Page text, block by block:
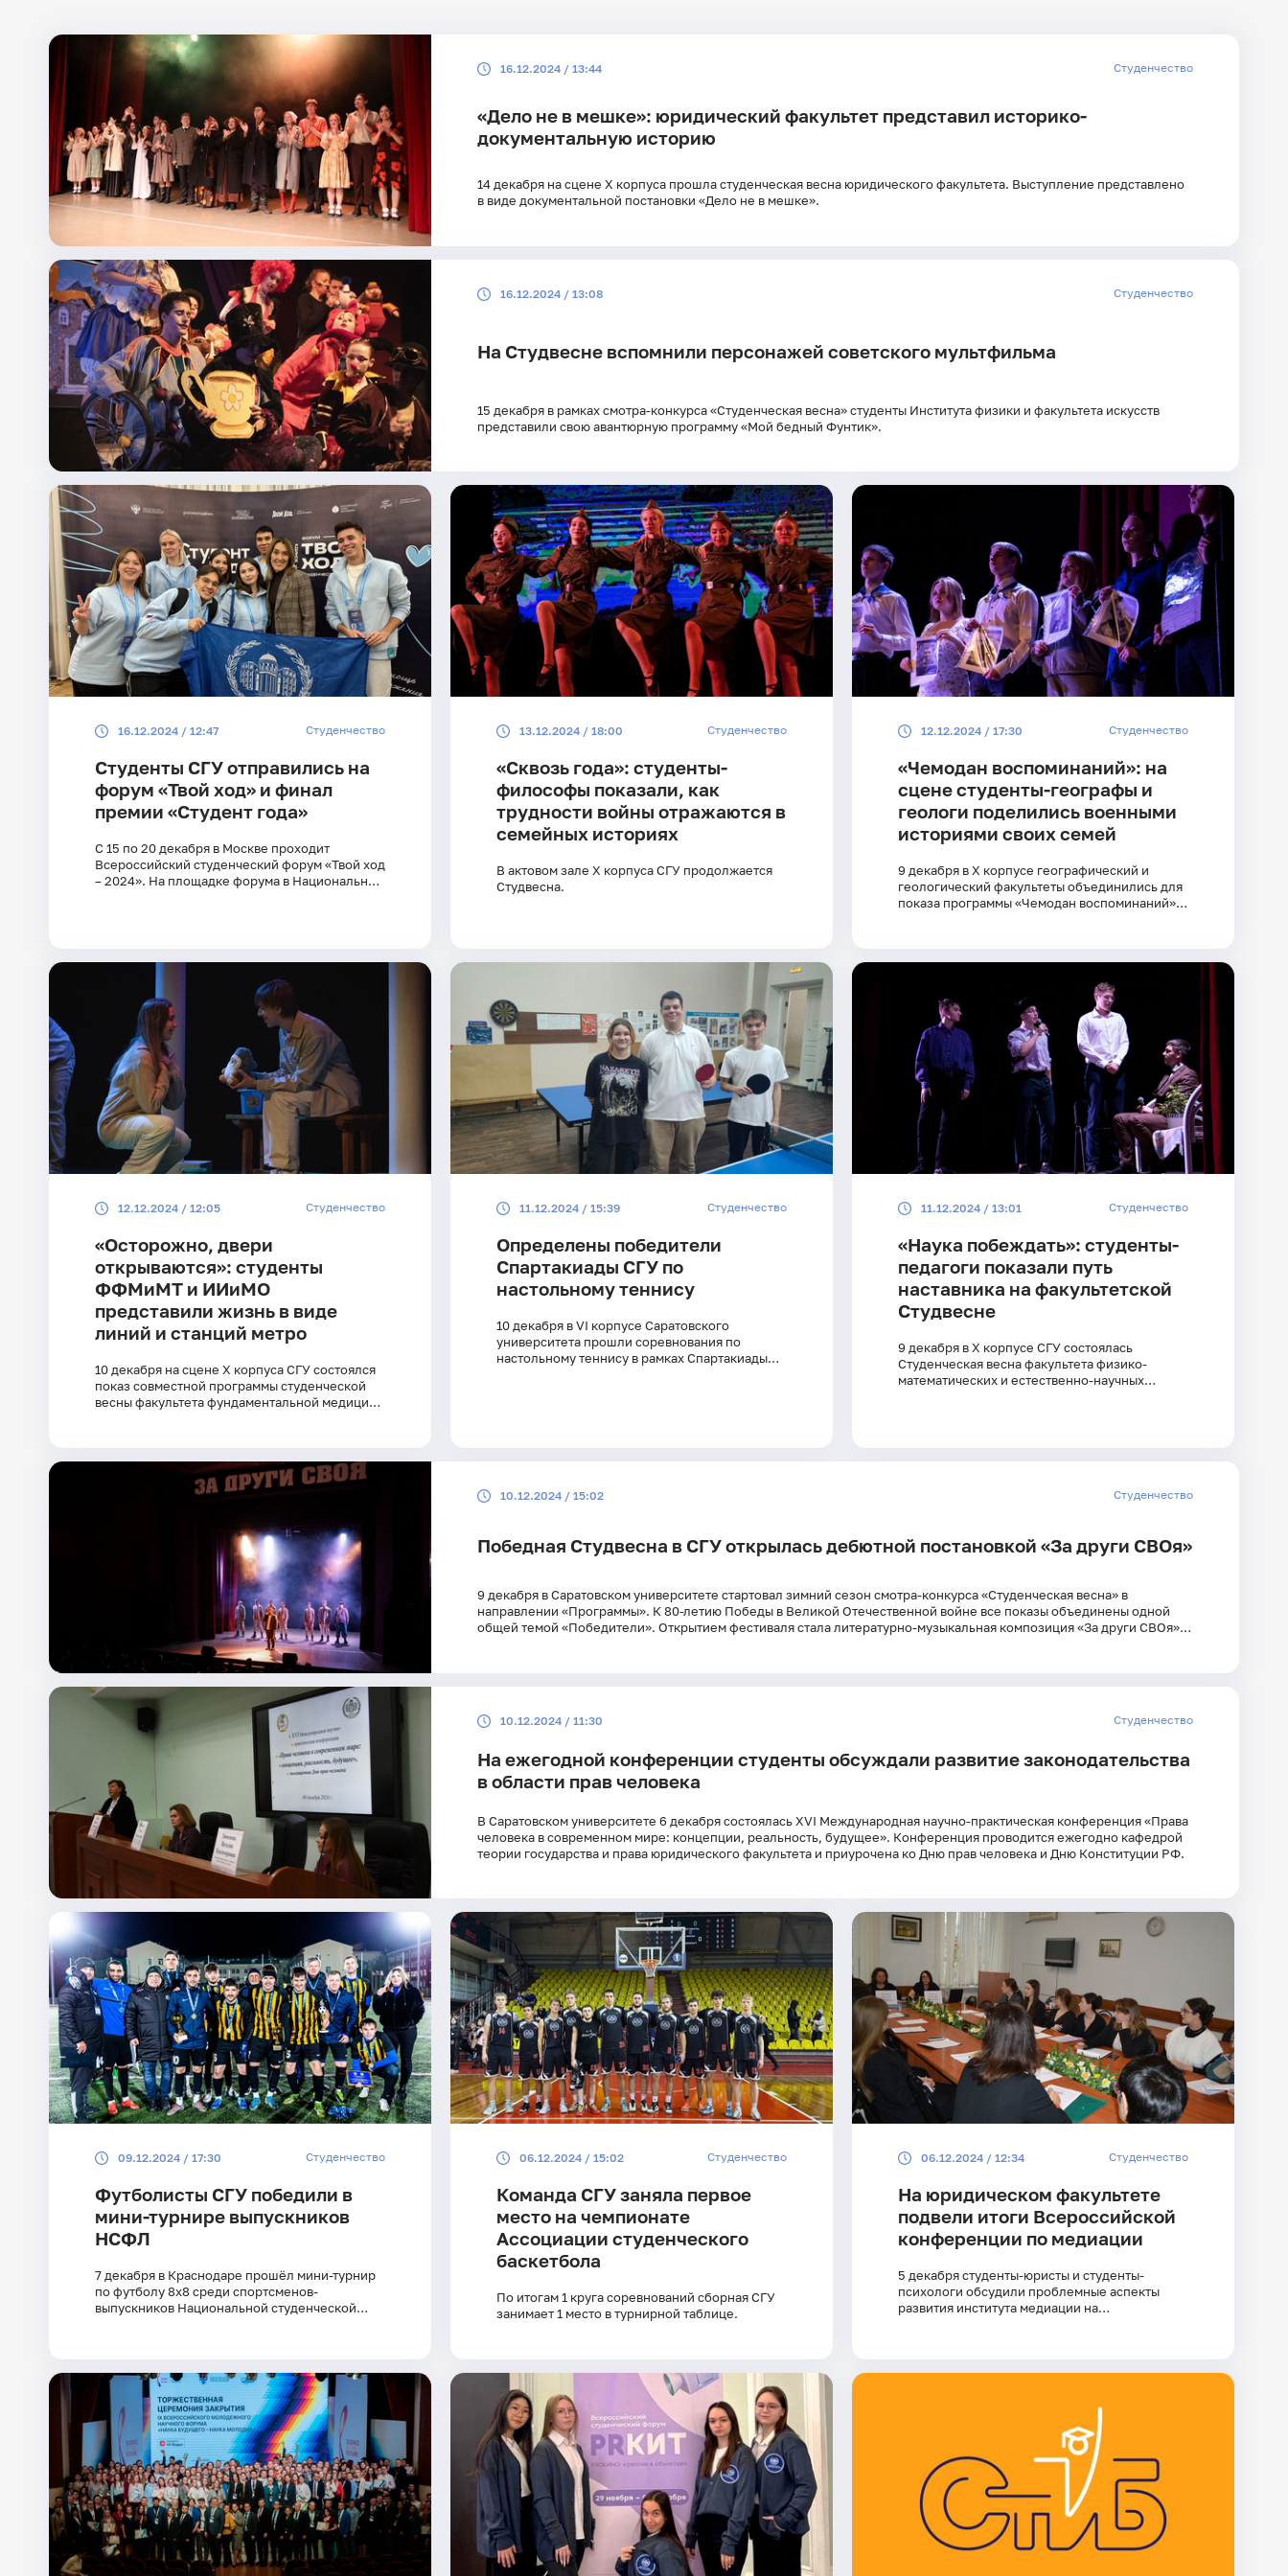
Поиск по темам
Главные
16.12.2024 / 13:44 Студенчество
«Дело не в мешке»: юридический факультет представил историко-
документальную историю
14 декабря на сцене X корпуса прошла студенческая весна юридического факультета. Выступление представлено
в виде документальной постановки «Дело не в мешке».
16.12.2024 / 13:08 Студенчество
На Студвесне вспомнили персонажей советского мультфильма
15 декабря в рамках смотра-конкурса «Студенческая весна» студенты Института физики и факультета искусств
представили свою авантюрную программу «Мой бедный Фунтик».
16.12.2024 / 12:47 Студенчество
Студенты СГУ отправились на
форум «Твой ход» и финал
премии «Студент года»
С 15 по 20 декабря в Москве проходит
Всероссийский студенческий форум «Твой ход
– 2024». На площадке форума в Национальном
13.12.2024 / 18:00 Студенчество
«Сквозь года»: студенты-
философы показали, как
трудности войны отражаются в
семейных историях
В актовом зале Х корпуса СГУ продолжается
Студвесна.
12.12.2024 / 17:30 Студенчество
«Чемодан воспоминаний»: на
сцене студенты-географы и
геологи поделились военными
историями своих семей
9 декабря в X корпусе географический и
геологический факультеты объединились для
показа программы «Чемодан воспоминаний» в
12.12.2024 / 12:05 Студенчество
«Осторожно, двери
открываются»: студенты
ФФМиМТ и ИИиМО
представили жизнь в виде
линий и станций метро
10 декабря на сцене X корпуса СГУ состоялся
показ совместной программы студенческой
весны факультета фундаментальной медицины
11.12.2024 / 15:39 Студенчество
Определены победители
Спартакиады СГУ по
настольному теннису
10 декабря в VI корпусе Саратовского
университета прошли соревнования по
настольному теннису в рамках Спартакиады
11.12.2024 / 13:01 Студенчество
«Наука побеждать»: студенты-
педагоги показали путь
наставника на факультетской
Студвесне
9 декабря в X корпусе СГУ состоялась
Студенческая весна факультета физико-
математических и естественно-научных
10.12.2024 / 15:02 Студенчество
Победная Студвесна в СГУ открылась дебютной постановкой «За други СВОя»
9 декабря в Саратовском университете стартовал зимний сезон смотра-конкурса «Студенческая весна» в
направлении «Программы». К 80-летию Победы в Великой Отечественной войне все показы объединены одной
общей темой «Победители». Открытием фестиваля стала литературно-музыкальная композиция «За други СВОя»,
10.12.2024 / 11:30 Студенчество
На ежегодной конференции студенты обсуждали развитие законодательства
в области прав человека
В Саратовском университете 6 декабря состоялась XVІ Международная научно-практическая конференция «Права
человека в современном мире: концепции, реальность, будущее». Конференция проводится ежегодно кафедрой
теории государства и права юридического факультета и приурочена ко Дню прав человека и Дню Конституции РФ.
09.12.2024 / 17:30 Студенчество
Футболисты СГУ победили в
мини-турнире выпускников
НСФЛ
7 декабря в Краснодаре прошёл мини-турнир
по футболу 8х8 среди спортсменов-
выпускников Национальной студенческой
06.12.2024 / 15:02 Студенчество
Команда СГУ заняла первое
место на чемпионате
Ассоциации студенческого
баскетбола
По итогам 1 круга соревнований сборная СГУ
занимает 1 место в турнирной таблице.
06.12.2024 / 12:34 Студенчество
На юридическом факультете
подвели итоги Всероссийской
конференции по медиации
5 декабря студенты-юристы и студенты-
психологи обсудили проблемные аспекты
развития института медиации на